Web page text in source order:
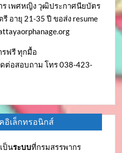
ร เพศหญิง วุฒิประกาศนียบัตร
อายุ 21-35 ปี ขอส่ง resume
ฟรี ทุกมื้อ
ต่อสอบถาม โทร 038-423-
อิเล็กทรอนิกส์
เป็นระบบที่กรมสรรพากร